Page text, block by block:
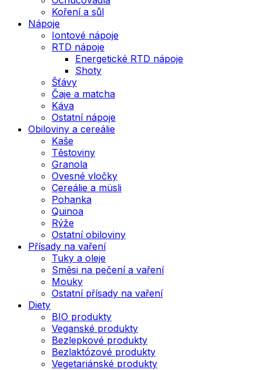
Koření a sůl
Nápoje
Iontové nápoje
RTD nápoje
Energetické RTD nápoje
Shoty
Šťávy
Čaje a matcha
Káva
Ostatní nápoje
Obiloviny a cereálie
Kaše
Těstoviny
Granola
Ovesné vločky
Cereálie a müsli
Pohanka
Quinoa
Rýže
Ostatní obiloviny
Přísady na vaření
Tuky a oleje
Směsi na pečení a vaření
Mouky
Ostatní přísady na vaření
Diety
BIO produkty
Veganské produkty
Bezlepkové produkty
Bezlaktózové produkty
Vegetariánské produkty